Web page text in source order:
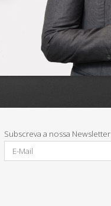
Parcerias:
Subscreva a nossa Newsletter